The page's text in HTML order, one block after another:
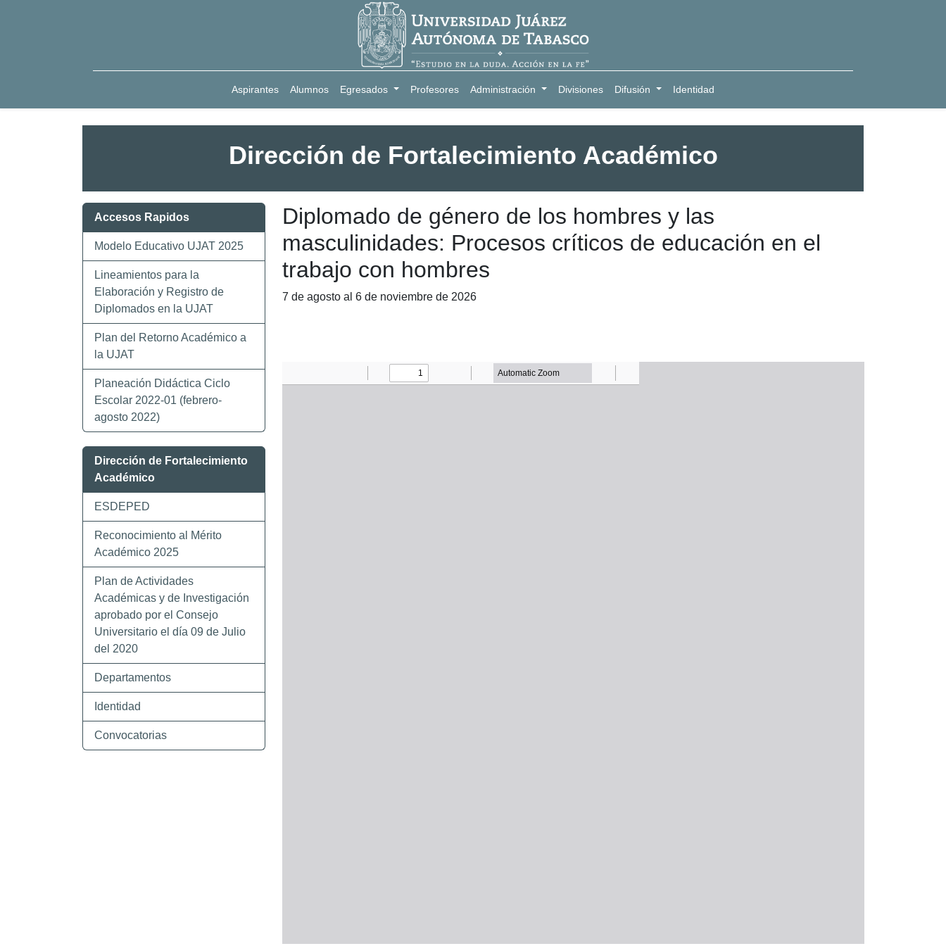
Aspirantes Alumnos Egresados Profesores Administración Divisiones Difusión Identidad
Dirección de Fortalecimiento Académico
Accesos Rapidos
Modelo Educativo UJAT 2025
Lineamientos para la
Elaboración y Registro de
Diplomados en la UJAT
Plan del Retorno Académico a
la UJAT
Planeación Didáctica Ciclo
Escolar 2022-01 (febrero-
agosto 2022)
Dirección de Fortalecimiento
Académico
ESDEPED
Reconocimiento al Mérito
Académico 2025
Plan de Actividades
Académicas y de Investigación
aprobado por el Consejo
Universitario el día 09 de Julio
del 2020
Departamentos
Identidad
Convocatorias
Diplomado de género de los hombres y las
masculinidades: Procesos críticos de educación en el
trabajo con hombres
7 de agosto al 6 de noviembre de 2026